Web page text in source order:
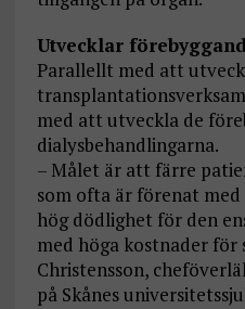
Utvecklar
Parallellt med att
med att utveckla de
dialysbehandlingarna.
– Målet är att färre
som ofta är förenat
hög dödlighet för den
med höga kostnader för
Christensson,
på Skånes